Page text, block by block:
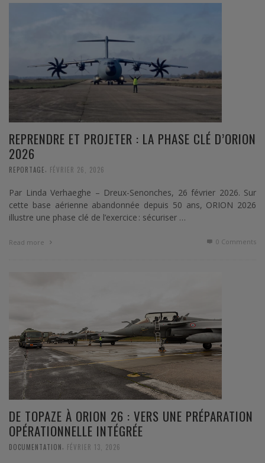
REPRENDRE ET PROJETER : LA PHASE CLÉ D’ORION
2026
REPORTAGE FÉVRIER 26, 2026
Par Linda Verhaeghe – Dreux-Senonches, 26 février 2026. Sur
cette base aérienne abandonnée depuis 50 ans, ORION 2026
illustre une phase clé de l’exercice : sécuriser …
Read more 0 Comments
DE TOPAZE À ORION 26 : VERS UNE PRÉPARATION
OPÉRATIONNELLE INTÉGRÉE
DOCUMENTATION FÉVRIER 13, 2026